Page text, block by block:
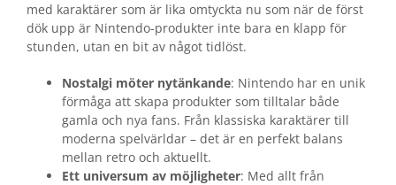
med karaktärer som är lika omtyckta nu som när de först
dök upp är Nintendo-produkter inte bara en klapp för
stunden, utan en bit av något tidlöst.
Nostalgi möter nytänkande: Nintendo har en unik
förmåga att skapa produkter som tilltalar både
gamla och nya fans. Från klassiska karaktärer till
moderna spelvärldar – det är en perfekt balans
mellan retro och aktuellt.
Ett universum av möjligheter: Med allt från